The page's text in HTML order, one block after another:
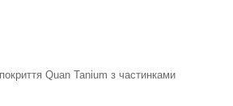
Quan Tanium з частинками